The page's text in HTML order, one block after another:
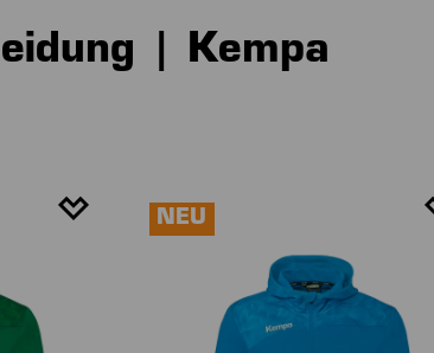
| Kempa
NEU